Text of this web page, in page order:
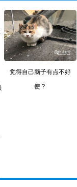
觉得自己脑子有点不好
使？